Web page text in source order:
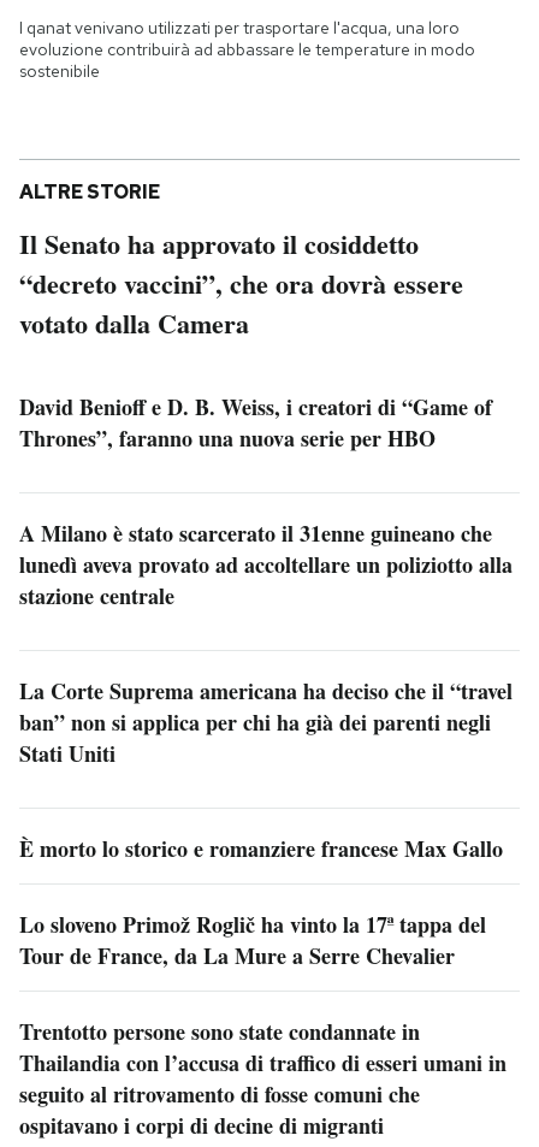
I qanat venivano utilizzati per trasportare l'acqua, una loro
evoluzione contribuirà ad abbassare le temperature in modo
sostenibile
ALTRE STORIE
Il Senato ha approvato il cosiddetto
“decreto vaccini”, che ora dovrà essere
votato dalla Camera
David Benioff e D. B. Weiss, i creatori di “Game of
Thrones”, faranno una nuova serie per HBO
A Milano è stato scarcerato il 31enne guineano che
lunedì aveva provato ad accoltellare un poliziotto alla
stazione centrale
La Corte Suprema americana ha deciso che il “travel
ban” non si applica per chi ha già dei parenti negli
Stati Uniti
È morto lo storico e romanziere francese Max Gallo
Lo sloveno Primož Roglič ha vinto la 17ª tappa del
Tour de France, da La Mure a Serre Chevalier
Trentotto persone sono state condannate in
Thailandia con l’accusa di traffico di esseri umani in
seguito al ritrovamento di fosse comuni che
ospitavano i corpi di decine di migranti